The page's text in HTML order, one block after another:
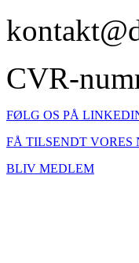
CVR-
FØLG OS PÅ
FÅ TILSENDT VORES
BLIV MEDLEM